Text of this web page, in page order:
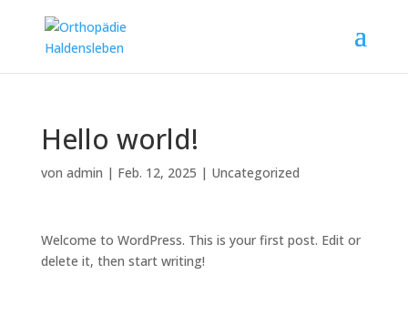
Hello world!
von admin | Feb. 12, 2025 | Uncategorized
Welcome to WordPress. This is your first post. Edit or
delete it, then start writing!